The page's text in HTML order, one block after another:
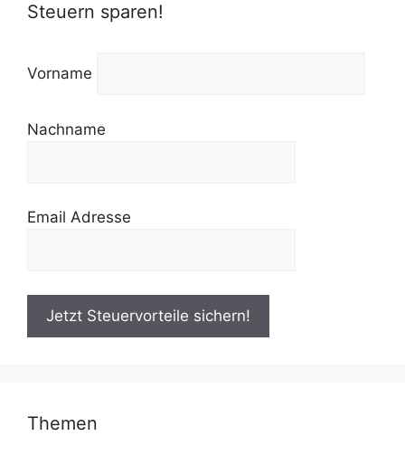
Steuern sparen!
Vorname
Nachname
Email Adresse
Themen